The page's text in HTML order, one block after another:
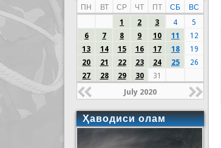
ПН ВТ СР ЧТ ПТ СБ
ВС
1
2 3 4
5
6
7 8 9 10 11
12
13
14 15 16 17 18
19
20
21 22 23 24 25
26
27
28 29 30 31
July 2020
Ҳаводиси олам